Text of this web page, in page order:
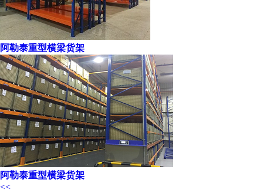
阿勒泰重型横梁货架
阿勒泰重型横梁货架
<<